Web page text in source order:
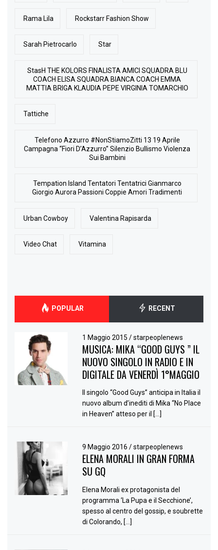
Rama Lila Rockstarr Fashion Show
Sarah Pietrocarlo Star
StasH THE KOLORS FINALISTA AMICI SQUADRA BLU
COACH ELISA SQUADRA BIANCA COACH EMMA
MATTIA BRIGA KLAUDIA PEPE VIRGINIA TOMARCHIO
Tattiche
Telefono Azzurro #NonStiamoZitti 13 19 Aprile
Campagna “Fiori D’Azzurro” Silenzio Bullismo Violenza
Sui Bambini
Tempation Island Tentatori Tentatrici Gianmarco
Giorgio Aurora Passioni Coppie Amori Tradimenti
Urban Cowboy Valentina Rapisarda
Video Chat Vitamina
POPULAR RECENT
1 Maggio 2015/ starpeoplenews
MUSICA: MIKA “GOOD GUYS ” IL
NUOVO SINGOLO IN RADIO E IN
DIGITALE DA VENERDÌ 1°MAGGIO
Il singolo “Good Guys” anticipa in Italia il
nuovo album d’inediti di Mika “No Place
in Heaven” atteso per il […]
9 Maggio 2016/ starpeoplenews
ELENA MORALI IN GRAN FORMA
SU GQ
Elena Morali ex protagonista del
programma ‘La Pupa e il Secchione’,
spesso al centro del gossip, e soubrette
di Colorando, […]